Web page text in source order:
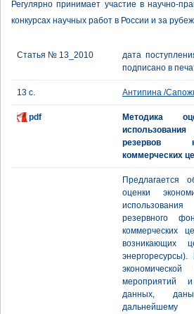
Регулярно принимает участие в научно-
конкурсах научных работ в России и за
Статья № 13_2010
дата
подписано в
13 с. Антипина /
pdf
Методика
резервов
коммерческих
Предлагается
оценки
резервного
коммерческих
возникающих
мероприятий
данных,